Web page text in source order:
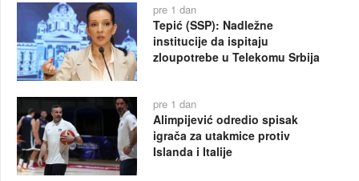
pre 1 dan
Tepić (SSP): Nadležne
institucije da ispitaju
zloupotrebe u Telekomu Srbija
pre 1 dan
Alimpijević odredio spisak
igrača za utakmice protiv
Islanda i Italije